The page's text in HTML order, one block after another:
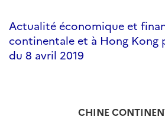
Actualité économique et
continentale et à Hong Kong
du 8 avril 2019
CHINE